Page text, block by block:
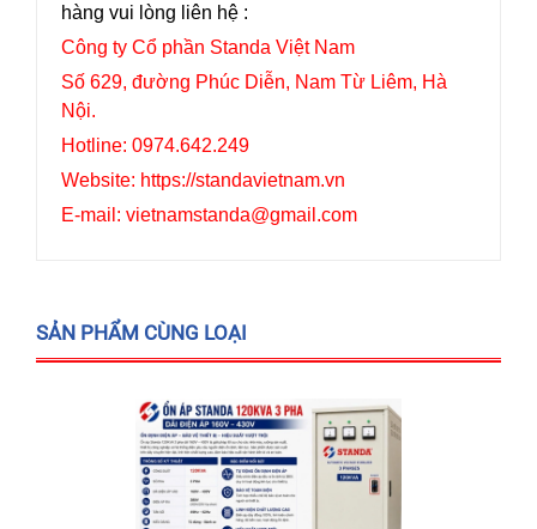
hàng vui lòng liên hệ :
Công ty Cổ phần Standa Việt Nam
Số 629, đường Phúc Diễn, Nam Từ Liêm, Hà
Nội.
Hotline: 0974.642.249
Website: https://standavietnam.vn
E-mail: vietnamstanda@gmail.com
SẢN PHẨM CÙNG LOẠI